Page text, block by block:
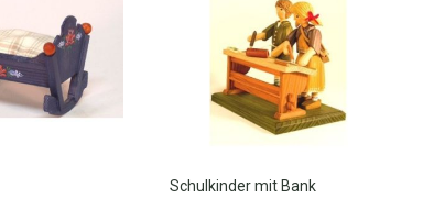
Schulkinder mit Bank